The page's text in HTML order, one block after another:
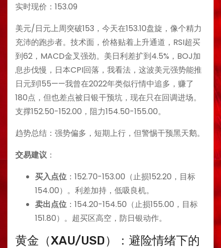
实时现价：153.09
美元/日元上周突破153，今天在153.10盘旋，像个精力
充沛的跑步者。技术面，价格贴着上升通道，RSI超买
到62，MACD金叉强劲。美日利差扩到4.5%，BOJ加
息步伐慢，日本CPI回落，我看法，这波美元强势能推
日元到155——我曾在2022年类似行情中追多，赚了
180点，但也差点被日银干预坑，现在只在回调进场。
支撑152.50-152.00，阻力154.50-155.00。
趋势总结：强势偏多，短期上行，但警惕干预黑天鹅。
交易建议：
买入点位 ：152.70-153.00（止损152.20，目标
154.00）。利差加持，低吸良机。
卖出点位 ：154.20-154.50（止损155.00，目标
151.80）。超买区高空，防日银动作。
黄金（XAU/USD）：避险情绪下的